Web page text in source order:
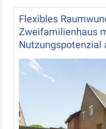
Flexibles
Zweifamilienhaus
Nutzungspotenzial